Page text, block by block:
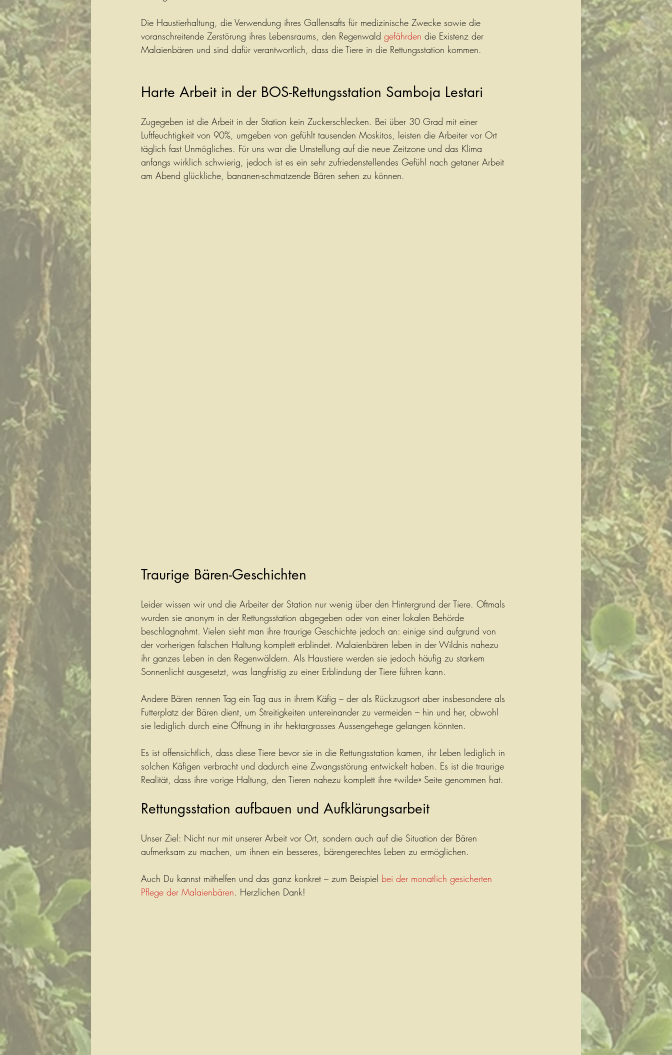
Die Haustierhaltung, die Verwendung ihres Gallensafts für medizinische Zwecke sowie die
voranschreitende Zerstörung ihres Lebensraums, den Regenwald gefährden die Existenz der
Malaienbären und sind dafür verantwortlich, dass die Tiere in die Rettungsstation kommen.
Harte Arbeit in der BOS-Rettungsstation Samboja Lestari
Zugegeben ist die Arbeit in der Station kein Zuckerschlecken. Bei über 30 Grad mit einer
Luftfeuchtigkeit von 90%, umgeben von gefühlt tausenden Moskitos, leisten die Arbeiter vor Ort
täglich fast Unmögliches. Für uns war die Umstellung auf die neue Zeitzone und das Klima
anfangs wirklich schwierig, jedoch ist es ein sehr zufriedenstellendes Gefühl nach getaner Arbeit
am Abend glückliche, bananen-schmatzende Bären sehen zu können.
Traurige Bären-Geschichten
Leider wissen wir und die Arbeiter der Station nur wenig über den Hintergrund der Tiere. Oftmals
wurden sie anonym in der Rettungsstation abgegeben oder von einer lokalen Behörde
beschlagnahmt. Vielen sieht man ihre traurige Geschichte jedoch an: einige sind aufgrund von
der vorherigen falschen Haltung komplett erblindet. Malaienbären leben in der Wildnis nahezu
ihr ganzes Leben in den Regenwäldern. Als Haustiere werden sie jedoch häufig zu starkem
Sonnenlicht ausgesetzt, was langfristig zu einer Erblindung der Tiere führen kann.
Andere Bären rennen Tag ein Tag aus in ihrem Käfig – der als Rückzugsort aber insbesondere als
Futterplatz der Bären dient, um Streitigkeiten untereinander zu vermeiden – hin und her, obwohl
sie lediglich durch eine Öffnung in ihr hektargrosses Aussengehege gelangen könnten.
Es ist offensichtlich, dass diese Tiere bevor sie in die Rettungsstation kamen, ihr Leben lediglich in
solchen Käfigen verbracht und dadurch eine Zwangsstörung entwickelt haben. Es ist die traurige
Realität, dass ihre vorige Haltung, den Tieren nahezu komplett ihre «wilde» Seite genommen hat.
Rettungsstation aufbauen und Aufklärungsarbeit
Unser Ziel: Nicht nur mit unserer Arbeit vor Ort, sondern auch auf die Situation der Bären
aufmerksam zu machen, um ihnen ein besseres, bärengerechtes Leben zu ermöglichen.
Auch Du kannst mithelfen und das ganz konkret – zum Beispiel bei der monatlich gesicherten
Pflege der Malaienbären. Herzlichen Dank!